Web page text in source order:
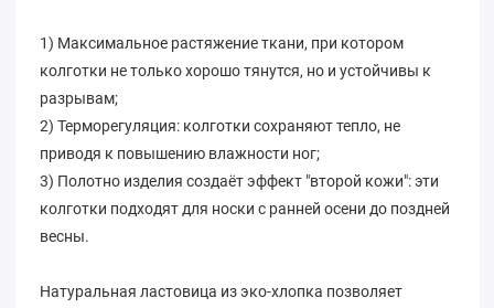
1) Максимальное растяжение ткани, при котором
колготки не только хорошо тянутся, но и устойчивы к
разрывам;
2) Терморегуляция: колготки сохраняют тепло, не
приводя к повышению влажности ног;
3) Полотно изделия создаёт эффект "второй кожи": эти
колготки подходят для носки с ранней осени до поздней
весны.
Натуральная ластовица из эко-хлопка позволяет